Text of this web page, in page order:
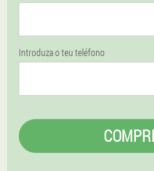
Introduza o teu teléfono